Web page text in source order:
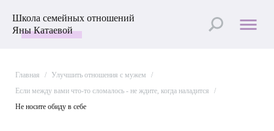
Школа семейных отношений
Яны Катаевой
Главная / Улучшить отношения с мужем
/
Если между вами что-то сломалось - не ждите, когда наладится
/
Не носите обиду в себе